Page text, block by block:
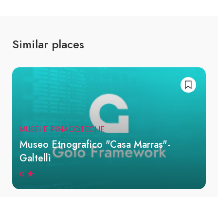
Similar places
MUSEI E PINACOTECHE
Museo Etnografico "Casa Marras"-
Galtellì
0